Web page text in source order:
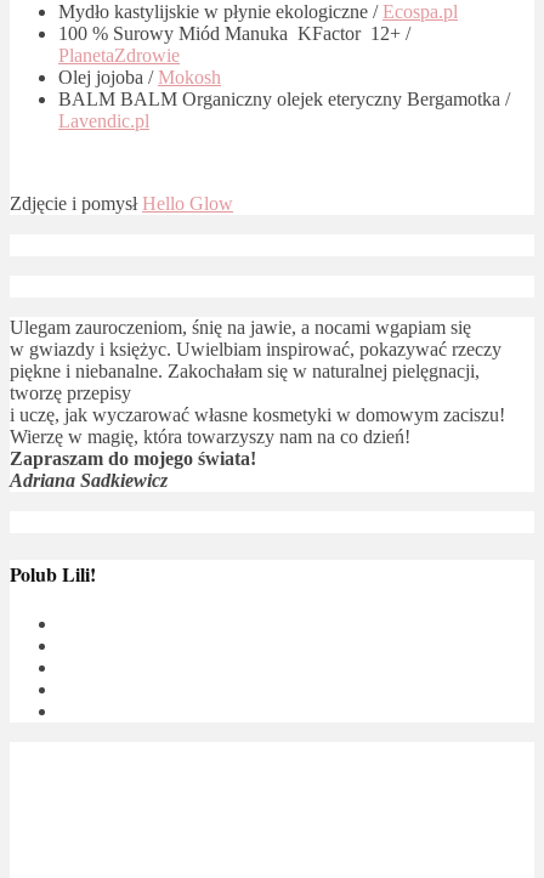
Mydło kastylijskie w płynie ekologiczne /Ecospa.pl
100 % Surowy Miód Manuka KFactor 12+ /
PlanetaZdrowie
Olej jojoba /Mokosh
BALM BALM Organiczny olejek eteryczny Bergamotka /
Lavendic.pl
Zdjęcie i pomysłHello Glow
Ulegam zauroczeniom, śnię na jawie, a nocami wgapiam się
w gwiazdy i księżyc. Uwielbiam inspirować, pokazywać rzeczy
piękne i niebanalne. Zakochałam się w naturalnej pielęgnacji,
tworzę przepisy
i uczę, jak wyczarować własne kosmetyki w domowym zaciszu!
Wierzę w magię, która towarzyszy nam na co dzień!
Zapraszam do mojego świata!
Adriana Sadkiewicz
Polub Lili!